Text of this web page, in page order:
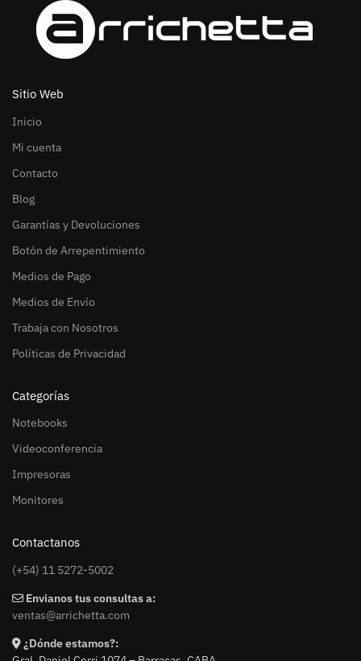
Sitio Web
Inicio
Mi cuenta
Contacto
Blog
Garantías y Devoluciones
Botón de Arrepentimiento
Medios de Pago
Medios de Envío
Trabaja con Nosotros
Políticas de Privacidad
Categorías
Notebooks
Videoconferencia
Impresoras
Monitores
Contactanos
(+54) 11 5272-5002
Envianos tus consultas a:
ventas@arrichetta.com
¿Dónde estamos?: